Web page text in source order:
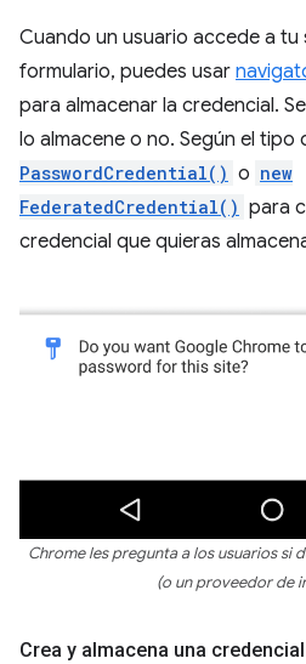
Cuando un usuario accede a tu
formulario, puedes usar
para almacenar la credencial.
lo almacene o no. Según el tipo
PasswordCredential() o new
FederatedCredential() para
credencial que quieras
Chrome les pregunta a los usuarios si
(o un proveedor de
Crea y almacena una